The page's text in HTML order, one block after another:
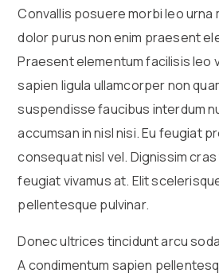
Convallis posuere morbi leo urna
dolor purus non enim praesent
Praesent elementum facilisis leo
sapien ligula ullamcorper non
suspendisse faucibus interdum
accumsan in nisl nisi. Eu feugiat
consequat nisl vel. Dignissim
feugiat vivamus at. Elit
pellentesque pulvinar.
Donec ultrices tincidunt arcu
A condimentum sapien